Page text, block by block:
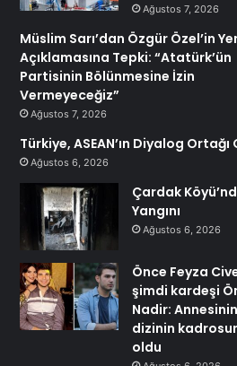
Ağustos 7, 2026
Müslim Sarı’dan Özgür Özel’in
Açıklamasına Tepki: “Atatürk’ün
Partisinin Bölünmesine İzin
Vermeyeceğiz”
Ağustos 7, 2026
Türkiye, ASEAN’ın Diyalog Ortağı
Ağustos 6, 2026
Çardak
Yangını
Ağustos 6, 2026
Önce Feyza
şimdi kardeşi
Nadir: Annesinin
dizinin
oldu